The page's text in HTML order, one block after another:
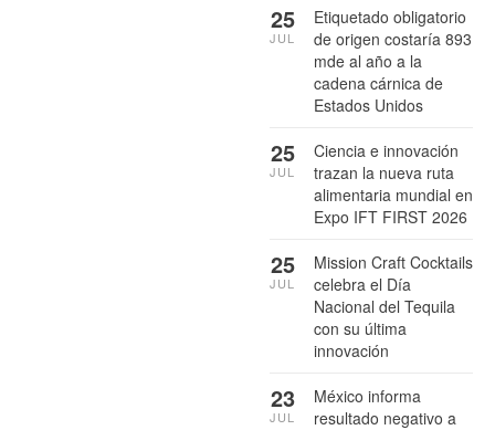
Etiquetado obligatorio
de origen costaría 893
mde al año a la
cadena cárnica de
Estados Unidos
25
JUL
Ciencia e innovación
trazan la nueva ruta
alimentaria mundial en
Expo IFT FIRST 2026
25
JUL
Mission Craft Cocktails
celebra el Día
Nacional del Tequila
con su última
innovación
25
JUL
México informa
resultado negativo a
23
JUL